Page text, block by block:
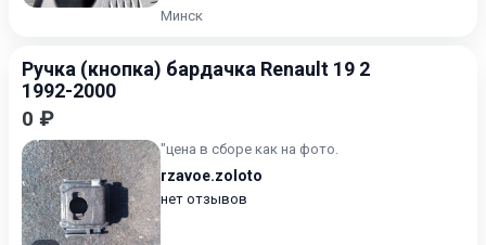
Минск
Ручка (кнопка) бардачка Renault 19 2
1992-2000
0 ₽
"цена в сборе как на фото.
rzavoe.zoloto
нет отзывов